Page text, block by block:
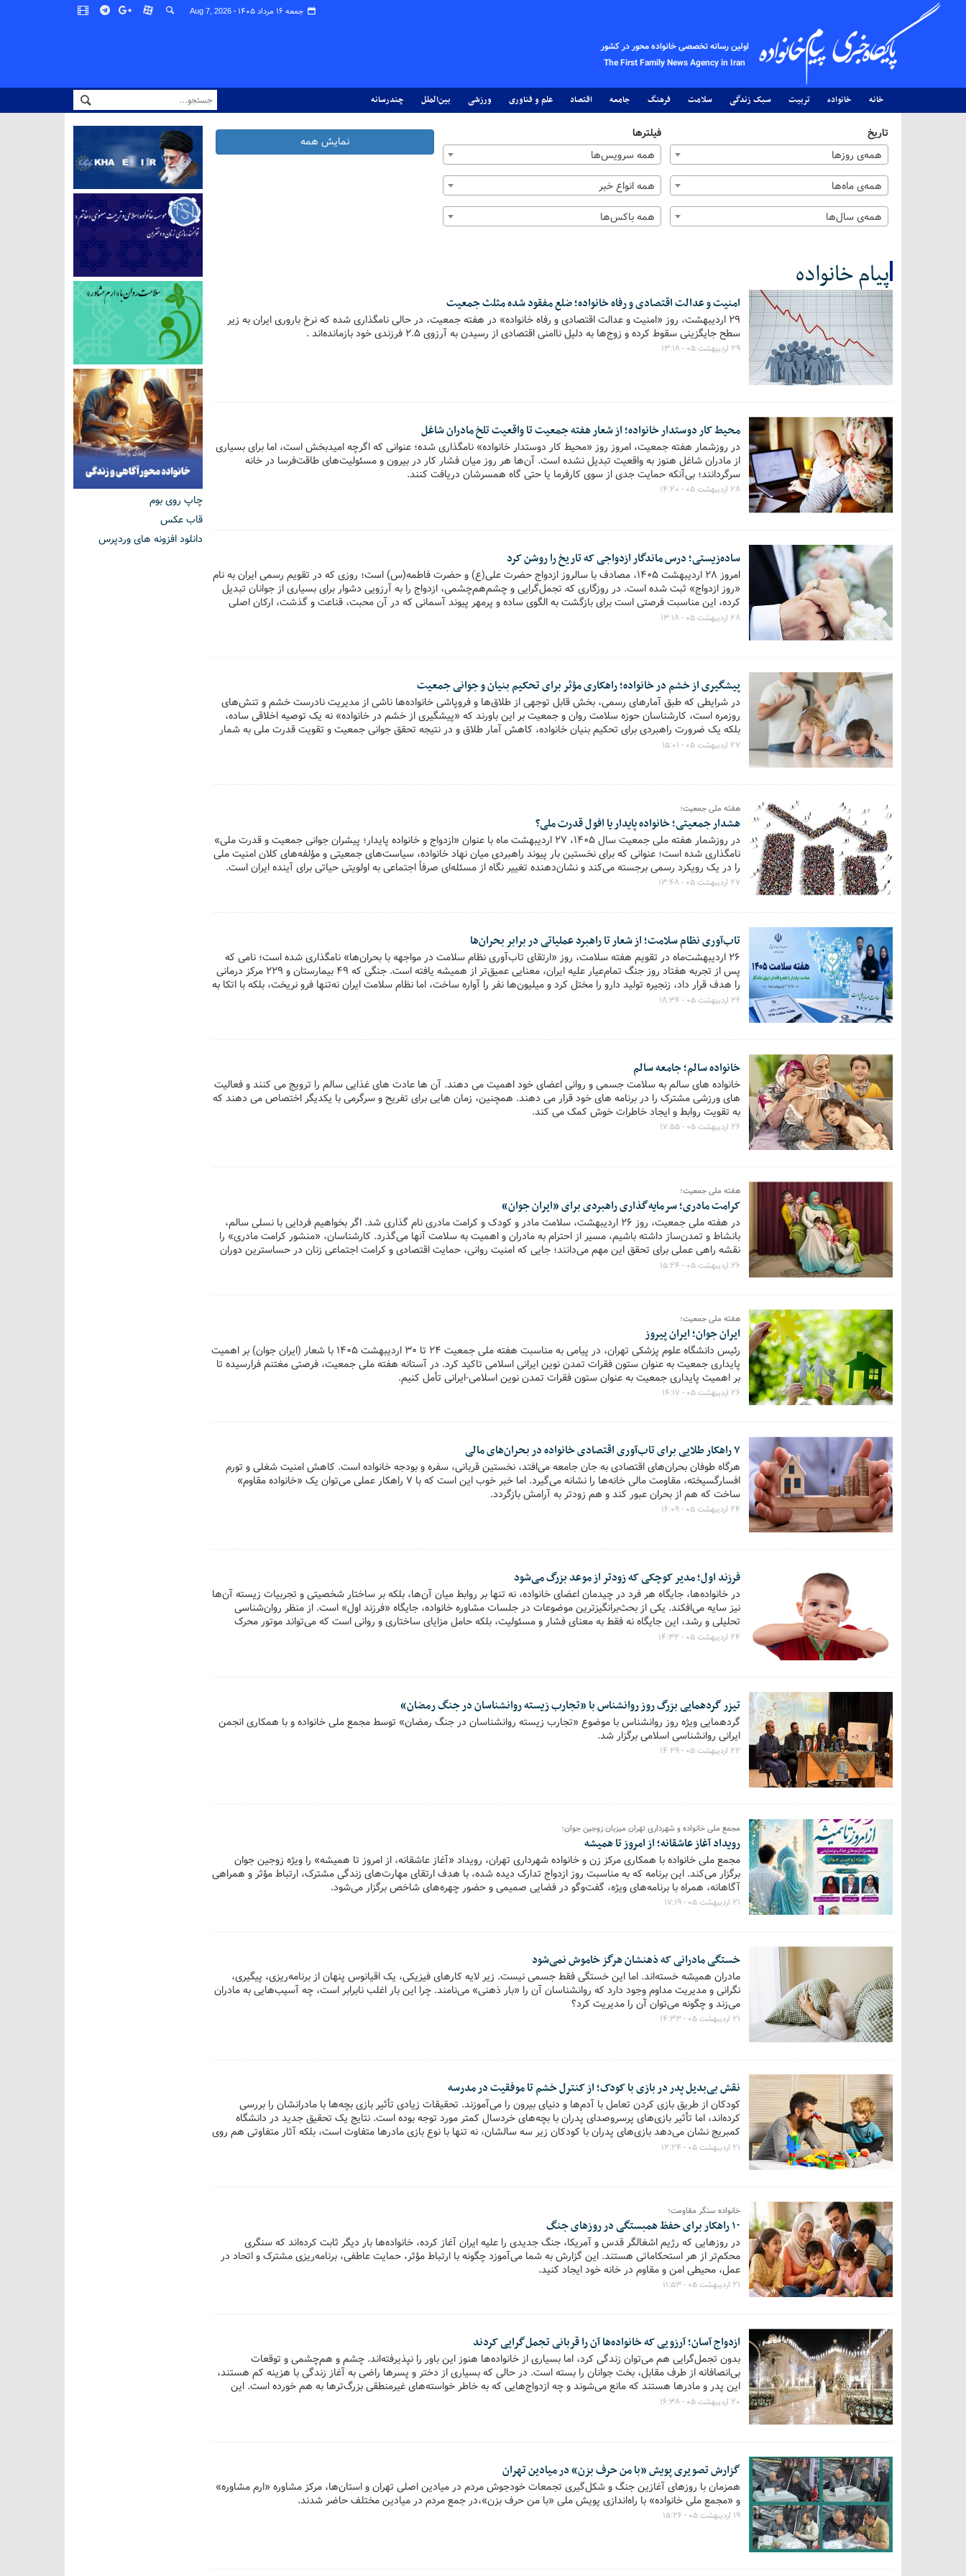
جمعه ۱۶ مرداد ۱۴۰۵ - Aug 7, 2026
اولین رسانه تخصصی خانواده محور در کشور
The First Family News Agency in Iran
خانه خانواده تربیت سبک زندگی سلامت فرهنگ جامعه اقتصاد علم و فناوری ورزشی بین‌الملل چندرسانه
تاریخ
همه‌ی روزها
همه‌ی ماه‌ها
همه‌ی سال‌ها
فیلترها
همه سرویس‌ها
همه انواع خبر
همه باکس‌ها
نمایش همه
پیام خانواده
کل اخبار:15313 امنیت و عدالت اقتصادی و رفاه خانواده؛ ضلع مفقود شده مثلث جمعیت
۲۹ اردیبهشت، روز «امنیت و عدالت اقتصادی و رفاه خانواده» در هفته جمعیت، در حالی نامگذاری شده که نرخ باروری ایران به زیر
سطح جایگزینی سقوط کرده و زوج‌ها به دلیل ناامنی اقتصادی از رسیدن به آرزوی ۲.۵ فرزندی خود بازمانده‌اند .
۲۹ اردیبهشت ۰۵ - ۱۳:۱۸
محیط کار دوستدار خانواده؛ از شعار هفته جمعیت تا واقعیت تلخ مادران شاغل
در روزشمار هفته جمعیت، امروز روز «محیط کار دوستدار خانواده» نامگذاری شده؛ عنوانی که اگرچه امیدبخش است، اما برای بسیاری
از مادران شاغل هنوز به واقعیت تبدیل نشده است. آن‌ها هر روز میان فشار کار در بیرون و مسئولیت‌های طاقت‌فرسا در خانه
سرگردانند؛ بی‌آنکه حمایت جدی از سوی کارفرما یا حتی گاه همسرشان دریافت کنند.
۲۸ اردیبهشت ۰۵ - ۱۴:۲۰
ساده‌زیستی؛ درس ماندگار ازدواجی که تاریخ را روشن کرد
امروز ۲۸ اردیبهشت ۱۴۰۵، مصادف با سالروز ازدواج حضرت علی(ع) و حضرت فاطمه(س) است؛ روزی که در تقویم رسمی ایران به نام
«روز ازدواج» ثبت شده است. در روزگاری که تجمل‌گرایی و چشم‌هم‌چشمی، ازدواج را به آرزویی دشوار برای بسیاری از جوانان تبدیل
کرده، این مناسبت فرصتی است برای بازگشت به الگوی ساده و پرمهر پیوند آسمانی که در آن محبت، قناعت و گذشت، ارکان اصلی
زندگی بودند.
۲۸ اردیبهشت ۰۵ - ۱۳:۱۸
پیشگیری از خشم در خانواده؛ راهکاری مؤثر برای تحکیم بنیان و جوانی جمعیت
در شرایطی که طبق آمارهای رسمی، بخش قابل توجهی از طلاق‌ها و فروپاشی خانواده‌ها ناشی از مدیریت نادرست خشم و تنش‌های
روزمره است، کارشناسان حوزه سلامت روان و جمعیت بر این باورند که «پیشگیری از خشم در خانواده» نه یک توصیه اخلاقی ساده،
بلکه یک ضرورت راهبردی برای تحکیم بنیان خانواده، کاهش آمار طلاق و در نتیجه تحقق جوانی جمعیت و تقویت قدرت ملی به شمار
می‌رود. در این گزارش، مؤلفه‌های کلیدی پیشگیری از خشم در محیط خانه بررسی شده است.
۲۷ اردیبهشت ۰۵ - ۱۵:۰۱
هفته ملی جمعیت؛
هشدار جمعیتی؛ خانواده پایدار یا افول قدرت ملی؟
در روزشمار هفته ملی جمعیت سال ۱۴۰۵، ۲۷ اردیبهشت ماه با عنوان «ازدواج و خانواده پایدار؛ پیشران جوانی جمعیت و قدرت ملی»
نامگذاری شده است؛ عنوانی که برای نخستین بار پیوند راهبردی میان نهاد خانواده، سیاست‌های جمعیتی و مؤلفه‌های کلان امنیت ملی
را در یک رویکرد رسمی برجسته می‌کند و نشان‌دهنده تغییر نگاه از مسئله‌ای صرفاً اجتماعی به اولویتی حیاتی برای آینده ایران است.
۲۷ اردیبهشت ۰۵ - ۱۳:۴۸
تاب‌آوری نظام سلامت؛ از شعار تا راهبرد عملیاتی در برابر بحران‌ها
۲۶ اردیبهشت‌ماه در تقویم هفته سلامت، روز «ارتقای تاب‌آوری نظام سلامت در مواجهه با بحران‌ها» نامگذاری شده است؛ نامی که
پس از تجربه هفتاد روز جنگ تمام‌عیار علیه ایران، معنایی عمیق‌تر از همیشه یافته است. جنگی که ۴۹ بیمارستان و ۲۲۹ مرکز درمانی
را هدف قرار داد، زنجیره تولید دارو را مختل کرد و میلیون‌ها نفر را آواره ساخت، اما نظام سلامت ایران نه‌تنها فرو نریخت، بلکه با اتکا به
تاب‌آوری ذاتی و پشتیبانی بین‌المللی، توانست نفس‌های حیاتی را در سخت‌ترین شرایط جاری نگه دارد.
۲۶ اردیبهشت ۰۵ - ۱۸:۳۴
خانواده سالم؛ جامعه سالم
خانواده های سالم به سلامت جسمی و روانی اعضای خود اهمیت می دهند. آن ها عادت های غذایی سالم را ترویج می کنند و فعالیت
های ورزشی مشترک را در برنامه های خود قرار می دهند. همچنین، زمان هایی برای تفریح و سرگرمی با یکدیگر اختصاص می دهند که
به تقویت روابط و ایجاد خاطرات خوش کمک می کند.
۲۶ اردیبهشت ۰۵ - ۱۷:۵۵
هفته ملی جمعیت؛
کرامت مادری؛ سرمایه‌گذاری راهبردی برای «ایران جوان»
در هفته ملی جمعیت، روز 26 اردیبهشت، سلامت مادر و کودک و کرامت مادری نام گذاری شد. اگر بخواهیم فردایی با نسلی سالم،
بانشاط و تمدن‌ساز داشته باشیم، مسیر از احترام به مادران و اهمیت به سلامت آنها می‌گذرد. کارشناسان، «منشور کرامت مادری» را
نقشه راهی عملی برای تحقق این مهم می‌دانند؛ جایی که امنیت روانی، حمایت اقتصادی و کرامت اجتماعی زنان در حساسترین دوران
زندگی‌شان، نه یک شعار، بلکه یک ضرورت ملی تلقی می‌شود.
۲۶ اردیبهشت ۰۵ - ۱۵:۲۴
هفته ملی جمعیت؛
ایران جوان؛ ایران پیروز
رئیس دانشگاه علوم پزشکی تهران، در پیامی به مناسبت هفته ملی جمعیت ۲۴ تا ۳۰ اردیبهشت ۱۴۰۵ با شعار (ایران جوان) بر اهمیت
پایداری جمعیت به عنوان ستون فقرات تمدن نوین ایرانی اسلامی تاکید کرد. در آستانه هفته ملی جمعیت، فرصتی مغتنم فرارسیده تا
بر اهمیت پایداری جمعیت به عنوان ستون فقرات تمدن نوین اسلامی-ایرانی تأمل کنیم.
۲۶ اردیبهشت ۰۵ - ۱۴:۱۷
۷ راهکار طلایی برای تاب‌آوری اقتصادی خانواده در بحران‌های مالی
هرگاه طوفان بحران‌های اقتصادی به جان جامعه می‌افتد، نخستین قربانی، سفره و بودجه خانواده است. کاهش امنیت شغلی و تورم
افسارگسیخته، مقاومت مالی خانه‌ها را نشانه می‌گیرد. اما خبر خوب این است که با ۷ راهکار عملی می‌توان یک «خانواده مقاوم»
ساخت که هم از بحران عبور کند و هم زودتر به آرامش بازگردد.
۲۴ اردیبهشت ۰۵ - ۱۶:۰۹
فرزند اول؛ مدیر کوچکی که زودتر از موعد بزرگ می‌شود
در خانواده‌ها، جایگاه هر فرد در چیدمان اعضای خانواده، نه تنها بر روابط میان آن‌ها، بلکه بر ساختار شخصیتی و تجربیات زیسته آن‌ها
نیز سایه می‌افکند. یکی از بحث‌برانگیزترین موضوعات در جلسات مشاوره خانواده، جایگاه «فرزند اول» است. از منظر روان‌شناسی
تحلیلی و رشد، این جایگاه نه فقط به معنای فشار و مسئولیت، بلکه حامل مزایای ساختاری و روانی است که می‌تواند موتور محرک
موفقیت در بزرگسالی باشد.
۲۴ اردیبهشت ۰۵ - ۱۴:۳۲
تیزر گردهمایی بزرگ روز روانشناس با «تجارب زیسته روانشناسان در جنگ رمضان»
گردهمایی ویژه روز روانشناس با موضوع «تجارب زیسته روانشناسان در جنگ رمضان» توسط مجمع ملی خانواده و با همکاری انجمن
ایرانی روانشناسی اسلامی برگزار شد.
۲۲ اردیبهشت ۰۵ - ۱۴:۲۹
مجمع ملی خانواده و شهرداری تهران میزبان زوجین جوان؛
رویداد آغاز عاشقانه؛ از امروز تا همیشه
مجمع ملی خانواده با همکاری مرکز زن و خانواده شهرداری تهران، رویداد «آغاز عاشقانه، از امروز تا همیشه» را ویژه زوجین جوان
برگزار می‌کند. این برنامه که به مناسبت روز ازدواج تدارک دیده شده، با هدف ارتقای مهارت‌های زندگی مشترک، ارتباط مؤثر و همراهی
آگاهانه، همراه با برنامه‌های ویژه، گفت‌وگو در فضایی صمیمی و حضور چهره‌های شاخص برگزار می‌شود.
۲۱ اردیبهشت ۰۵ - ۱۷:۱۹
خستگی مادرانی که ذهنشان هرگز خاموش نمی‌شود
مادران همیشه خسته‌اند. اما این خستگی فقط جسمی نیست. زیر لایه کارهای فیزیکی، یک اقیانوس پنهان از برنامه‌ریزی، پیگیری،
نگرانی و مدیریت مداوم وجود دارد که روانشناسان آن را «بار ذهنی» می‌نامند. چرا این بار اغلب نابرابر است، چه آسیب‌هایی به مادران
می‌زند و چگونه می‌توان آن را مدیریت کرد؟
۲۱ اردیبهشت ۰۵ - ۱۴:۳۳
نقش بی‌بدیل پدر در بازی با کودک؛ از کنترل خشم تا موفقیت در مدرسه
کودکان از طریق بازی کردن تعامل با آدم‌ها و دنیای بیرون را می‌آموزند. تحقیقات زیادی تأثیر بازی بچه‌ها با مادرانشان را بررسی
کرده‌اند، اما تأثیر بازی‌های پرسروصدای پدران با بچه‌های خردسال کمتر مورد توجه بوده است. نتایج یک تحقیق جدید در دانشگاه
کمبریج نشان می‌دهد بازی‌های پدران با کودکان زیر سه سالشان، نه تنها با نوع بازی مادرها متفاوت است، بلکه آثار متفاوتی هم روی
آینده این بچه‌ها می‌گذارد. کودکانی که با پدر خود بازی‌های فیزیکی می‌کنند، بعدها در مهار احساسات، کنترل پرخاشگری و کاهش
۲۱ اردیبهشت ۰۵ - ۱۲:۲۴
خانواده سنگر مقاومت؛
۱۰ راهکار برای حفظ همبستگی در روزهای جنگ
در روزهایی که رژیم اشغالگر قدس و آمریکا، جنگ جدیدی را علیه ایران آغاز کرده، خانواده‌ها بار دیگر ثابت کرده‌اند که سنگری
محکم‌تر از هر استحکاماتی هستند. این گزارش به شما می‌آموزد چگونه با ارتباط مؤثر، حمایت عاطفی، برنامه‌ریزی مشترک و اتحاد در
عمل، محیطی امن و مقاوم در خانه خود ایجاد کنید.
۲۱ اردیبهشت ۰۵ - ۱۱:۵۳
ازدواج آسان؛ آرزویی که خانواده‌ها آن را قربانی تجمل‌گرایی کردند
بدون تجمل‌گرایی هم می‌توان زندگی کرد، اما بسیاری از خانواده‌ها هنوز این باور را نپذیرفته‌اند. چشم و هم‌چشمی و توقعات
بی‌انصافانه از طرف مقابل، بخت جوانان را بسته است. در حالی که بسیاری از دختر و پسرها راضی به آغاز زندگی با هزینه کم هستند،
این پدر و مادرها هستند که مانع می‌شوند و چه ازدواج‌هایی که به خاطر خواسته‌های غیرمنطقی بزرگ‌ترها به هم خورده است. این
گزارش نگاهی دارد به نقش خانواده‌ها در بحران ازدواج جوانان.
۲۰ اردیبهشت ۰۵ - ۱۶:۳۸
گزارش تصویری پویش «با من حرف بزن» در میادین تهران
همزمان با روزهای آغازین جنگ و شکل‌گیری تجمعات خودجوش مردم در میادین اصلی تهران و استان‌ها، مرکز مشاوره «ارم مشاوره»
و «مجمع ملی خانواده» با راه‌اندازی پویش ملی «با من حرف بزن»،در جمع مردم در میادین مختلف حاضر شدند.
۱۹ اردیبهشت ۰۵ - ۱۵:۲۶
چاپ روی بوم
قاب عکس
دانلود افزونه های وردپرس